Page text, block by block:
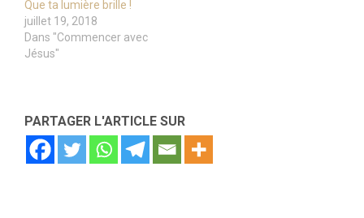
Que ta lumière brille !
juillet 19, 2018
Dans "Commencer avec
Jésus"
PARTAGER L'ARTICLE SUR